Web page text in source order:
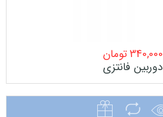
340,000تومان
دوربین فانتزی